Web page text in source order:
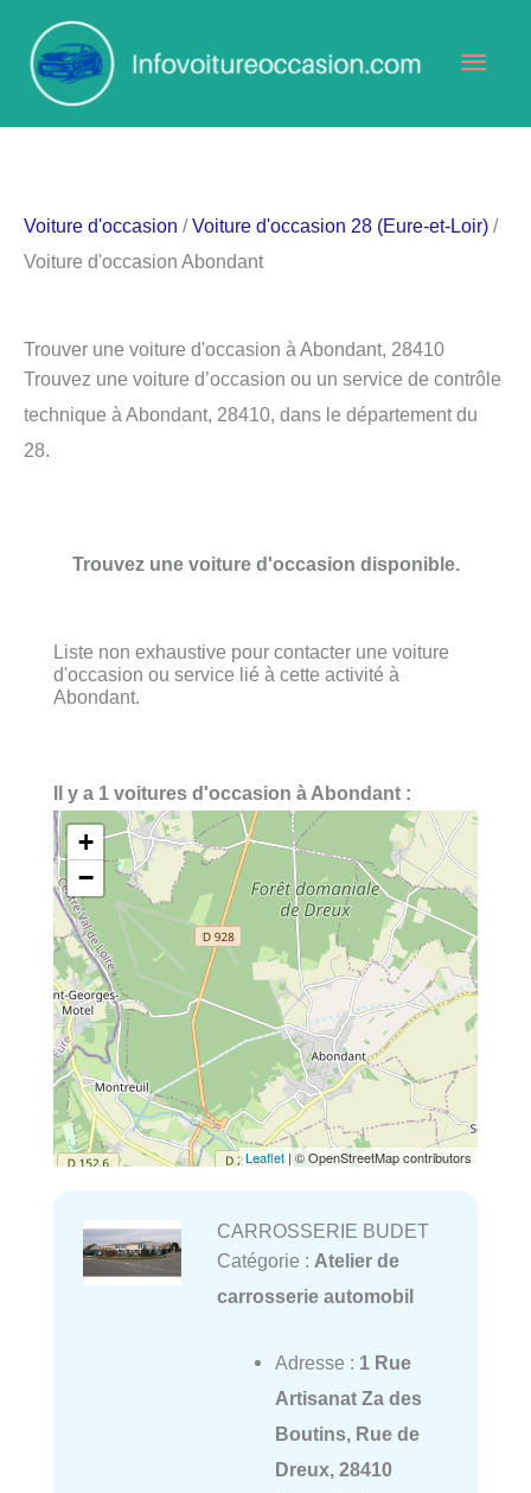
contenu
Voiture d'occasion /Voiture d'occasion 28 (Eure-et-Loir) /
Voiture d'occasion Abondant
Trouver une voiture d'occasion à Abondant, 28410
Trouvez une voiture d’occasion ou un service de contrôle
technique à Abondant, 28410, dans le département du
28.
Trouvez une voiture d'occasion disponible.
Liste non exhaustive pour contacter une voiture
d'occasion ou service lié à cette activité à
Abondant.
Il y a 1 voitures d'occasion à Abondant :
+
−
Leaflet | © OpenStreetMap contributors
CARROSSERIE BUDET
Catégorie : Atelier de
carrosserie automobil
Adresse : 1 Rue
Artisanat Za des
Boutins, Rue de
Dreux, 28410